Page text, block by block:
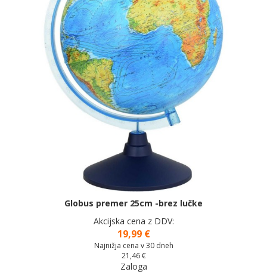
Globus premer 25cm -brez lučke
Akcijska cena z DDV:
19,99 €
Najnižja cena v 30 dneh
21,46 €
Zaloga